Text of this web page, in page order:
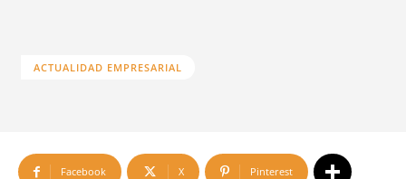
ACTUALIDAD EMPRESARIAL
Facebook X Pinterest